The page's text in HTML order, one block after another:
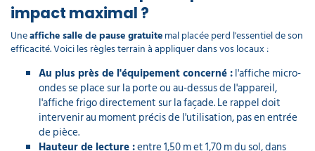
impact maximal ?
Uneaffiche salle de pause gratuitemal placée perd l'essentiel de son
efficacité. Voici les règles terrain à appliquer dans vos locaux :
Au plus près de l'équipement concerné :l'affiche micro-
ondes se place sur la porte ou au-dessus de l'appareil,
l'affiche frigo directement sur la façade. Le rappel doit
intervenir au moment précis de l'utilisation, pas en entrée
de pièce.
Hauteur de lecture :entre 1,50 m et 1,70 m du sol, dans